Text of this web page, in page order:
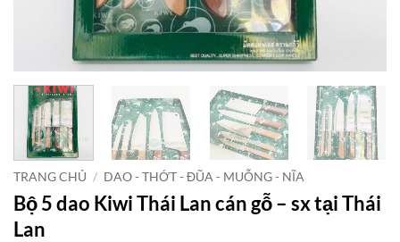
TRANG CHỦ / DAO - THỚT - ĐŨA - MUỖNG - NĨA
Bộ 5 dao Kiwi Thái Lan cán gỗ – sx tại Thái
Lan